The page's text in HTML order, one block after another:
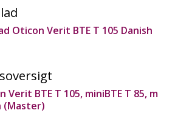
Oticon Verit BTE T 105 Danish
Verit BTE T 105, miniBTE T 85, m
(Master)